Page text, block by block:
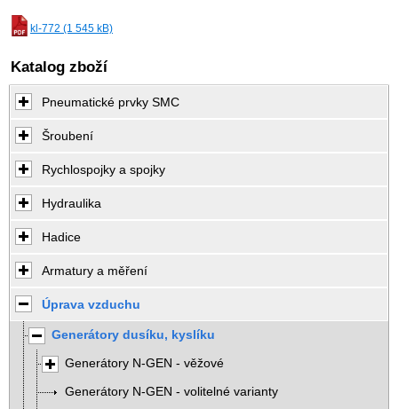
kl-772 (1 545 kB)
Katalog zboží
Pneumatické prvky SMC
Šroubení
Rychlospojky a spojky
Hydraulika
Hadice
Armatury a měření
Úprava vzduchu
Generátory dusíku, kyslíku
Generátory N-GEN - věžové
Generátory N-GEN - volitelné varianty